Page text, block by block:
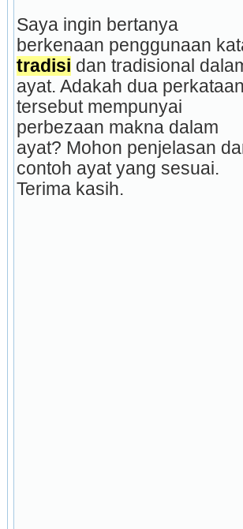
Saya ingin bertanya
tradisi dan tradisional
ayat. Adakah dua perkataan
tersebut mempunyai
perbezaan makna dalam
ayat? Mohon penjelasan
contoh ayat yang sesuai.
Terima kasih.